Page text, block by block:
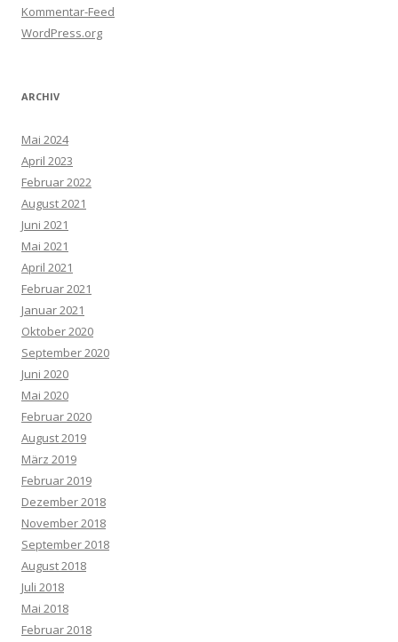
Kommentar-Feed
WordPress.org
ARCHIV
Mai 2024
April 2023
Februar 2022
August 2021
Juni 2021
Mai 2021
April 2021
Februar 2021
Januar 2021
Oktober 2020
September 2020
Juni 2020
Mai 2020
Februar 2020
August 2019
März 2019
Februar 2019
Dezember 2018
November 2018
September 2018
August 2018
Juli 2018
Mai 2018
Februar 2018